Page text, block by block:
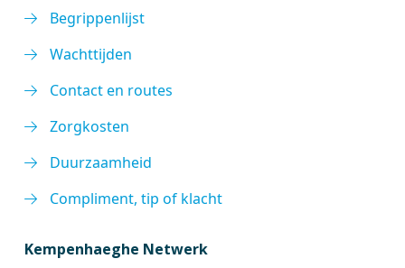
Begrippenlijst
Wachttijden
Contact en routes
Zorgkosten
Duurzaamheid
Compliment, tip of klacht
Kempenhaeghe Netwerk